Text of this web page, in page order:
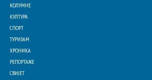
КОЛУМНЕ
КУЛТУРА
СПОРТ
ТУРИЗАМ
ХРОНИКА
РЕПОРТАЖЕ
СВИЈЕТ